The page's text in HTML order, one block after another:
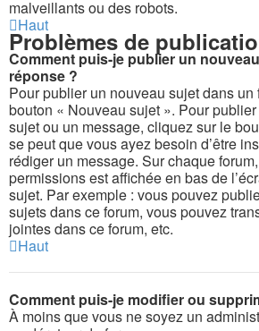
malveillants ou des robots.
Haut
Problèmes de
Comment puis-je publier un
réponse ?
Pour publier un nouveau sujet dans
bouton « Nouveau sujet ». Pour
sujet ou un message, cliquez sur le
se peut que vous ayez besoin d’être
rédiger un message. Sur chaque
permissions est affichée en bas de
sujet. Par exemple : vous pouvez
sujets dans ce forum, vous pouvez
jointes dans ce forum, etc.
Haut
Comment puis-je modifier ou
À moins que vous ne soyez un